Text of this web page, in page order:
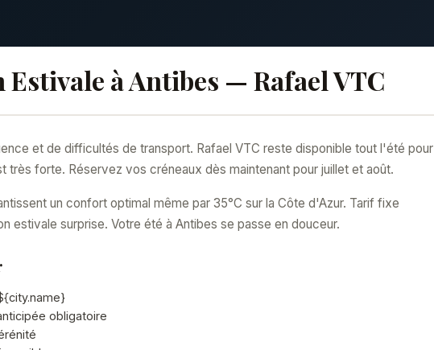
Estivale à Antibes — Rafael VTC
et de difficultés de transport. Rafael VTC reste disponible tout l'été pour
forte. Réservez vos créneaux dès maintenant pour juillet et août.
un confort optimal même par 35°C sur la Côte d'Azur. Tarif fixe
estivale surprise. Votre été à Antibes se passe en douceur.
obligatoire